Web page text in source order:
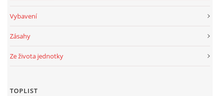
Vybavení
Zásahy
Ze života jednotky
TOPLIST